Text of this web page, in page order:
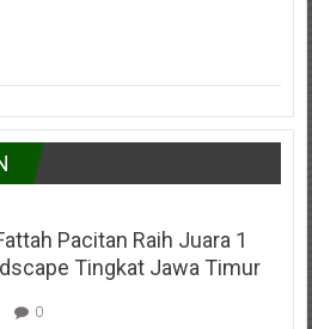
Pacitan Raih Juara 1
Tingkat Jawa Timur
0